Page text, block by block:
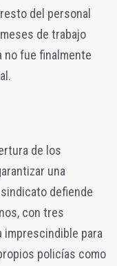
del personal
de trabajo
fue finalmente
de los
una
defiende
con tres
imprescindible para
policías como